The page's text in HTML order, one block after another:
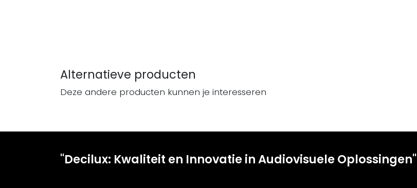
Alternatieve producten
Deze andere producten kunnen je interesseren
"Decilux: Kwaliteit en Innovatie in Audiovisuele Oplossingen"